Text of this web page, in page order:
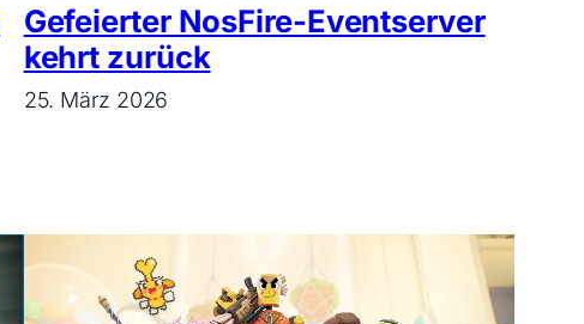
Gefeierter NosFire-Eventserver
kehrt zurück
25. März 2026